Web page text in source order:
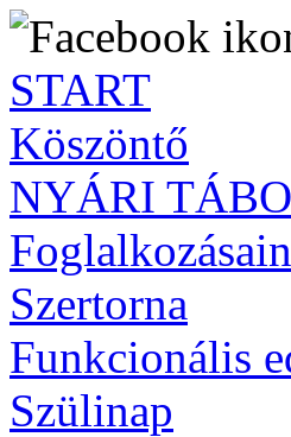
START
Köszöntő
NYÁRI
Szertorna
Funkcionális
Szülinap